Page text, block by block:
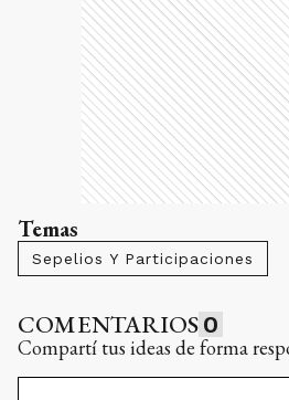
Temas
Sepelios Y Participaciones
COMENTARIOS 0
Compartí tus ideas de forma